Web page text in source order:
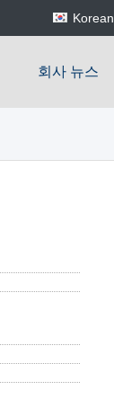
Korean
회사 뉴스